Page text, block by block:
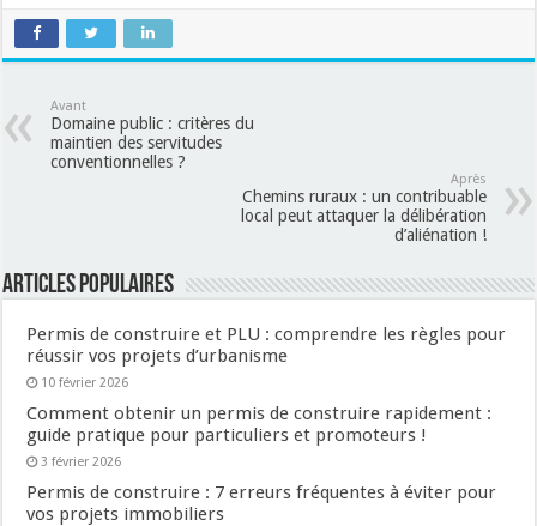
Avant
Domaine public : critères du
maintien des servitudes
conventionnelles ?
Après
Chemins ruraux : un contribuable
local peut attaquer la délibération
d’aliénation !
Articles populaires
Permis de construire et PLU : comprendre les règles pour
réussir vos projets d’urbanisme
10 février 2026
Comment obtenir un permis de construire rapidement :
guide pratique pour particuliers et promoteurs !
3 février 2026
Permis de construire : 7 erreurs fréquentes à éviter pour
vos projets immobiliers